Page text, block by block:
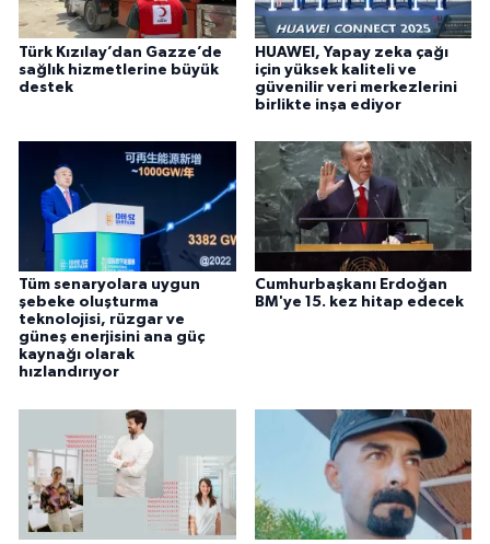
Türk Kızılay’dan Gazze’de
sağlık hizmetlerine büyük
destek
HUAWEI, Yapay zeka çağı
için yüksek kaliteli ve
güvenilir veri merkezlerini
birlikte inşa ediyor
Tüm senaryolara uygun
şebeke oluşturma
teknolojisi, rüzgar ve
güneş enerjisini ana güç
kaynağı olarak
hızlandırıyor
Cumhurbaşkanı Erdoğan
BM'ye 15. kez hitap edecek